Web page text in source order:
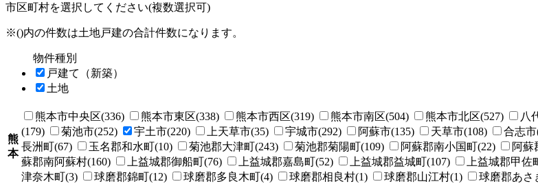
市区町村を選択してください(複数選択可)
※()内の件数は土地戸建の合計件数になります。
物件種別
戸建て（新築）
土地
熊
本
熊本市中央区(336) 熊本市東区(338) 熊本市西区(319) 熊本市南区(504) 熊本市北区(527) 八
(179)
菊池市(252) 宇土市(220) 上天草市(35) 宇城市(292) 阿蘇市(135) 天草市(108) 合志市
長洲町(67)
玉名郡和水町(10) 菊池郡大津町(243) 菊池郡菊陽町(109) 阿蘇郡南小国町(22) 阿蘇
蘇郡南阿蘇村(160)
上益城郡御船町(76) 上益城郡嘉島町(52) 上益城郡益城町(107) 上益城郡甲佐
津奈木町(3)
球磨郡錦町(12) 球磨郡多良木町(4) 球磨郡相良村(1) 球磨郡山江村(1) 球磨郡あさ